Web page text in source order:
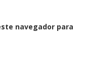
navegador para